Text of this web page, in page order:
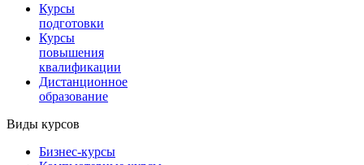
Курсы
подготовки
Курсы
повышения
квалификации
Дистанционное
образование
Виды курсов
Бизнес-курсы